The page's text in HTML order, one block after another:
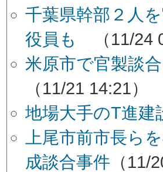
千葉県幹部２人
役員も
（11/24
米原市で官製談
（11/21 14:21）
地場大手のT進
上尾市前市長
成談合事件 （11/